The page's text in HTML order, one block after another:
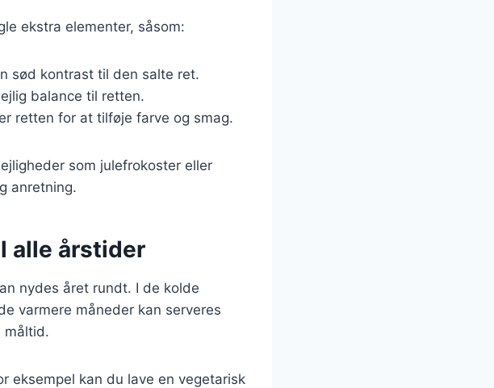
ekstra elementer, såsom:
sød kontrast til den salte ret.
balance til retten.
retten for at tilføje farve og smag.
som julefrokoster eller
anretning.
alle årstider
nydes året rundt. I de kolde
varmere måneder kan serveres
måltid.
eksempel kan du lave en vegetarisk